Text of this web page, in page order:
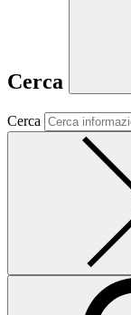
Cerca
Cerca